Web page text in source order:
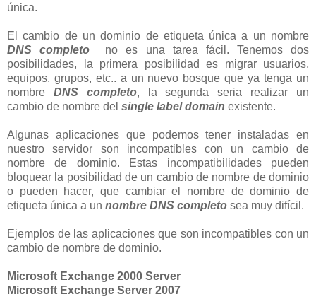
única.
El cambio de un dominio de etiqueta única a un nombre
DNS completo no es una tarea fácil. Tenemos dos
posibilidades, la primera posibilidad es migrar usuarios,
equipos, grupos, etc.. a un nuevo bosque que ya tenga un
nombre DNS completo, la segunda seria realizar un
cambio de nombre del single label domain existente.
Algunas aplicaciones que podemos tener instaladas en
nuestro servidor son incompatibles con un cambio de
nombre de dominio. Estas incompatibilidades pueden
bloquear la posibilidad de un cambio de nombre de dominio
o pueden hacer, que cambiar el nombre de dominio de
etiqueta única a un nombre DNS completo sea muy difícil.
Ejemplos de las aplicaciones que son incompatibles con un
cambio de nombre de dominio.
Microsoft Exchange 2000 Server
Microsoft Exchange Server 2007